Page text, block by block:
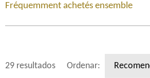
Fréquemment achetés ensemble
29 resultados Ordenar: